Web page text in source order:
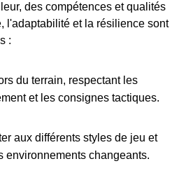
des compétences et qualités
l'adaptabilité et la résilience sont
:
du terrain, respectant les
et les consignes tactiques.
aux différents styles de jeu et
environnements changeants.